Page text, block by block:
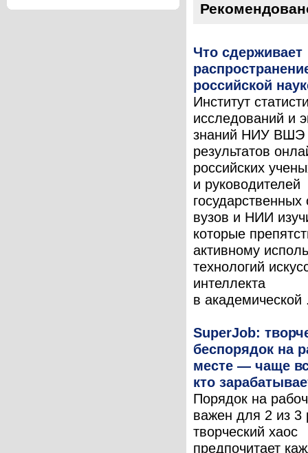
Что сдерживает
российской
Институт
исследований и
знаний НИУ ВШЭ
результатов
российских
и руководителей
государственных
вузов и НИИ
которые
активному
технологий
интеллекта
в академической
SuperJob:
беспорядок на
месте — чаще
кто
Порядок на
важен для 2 из 3
творческий хаос
предпочитает